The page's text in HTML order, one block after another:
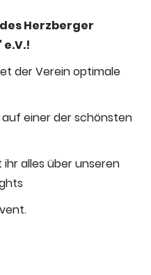
Herzberger
der Verein optimale
einer der schönsten
alles über unseren